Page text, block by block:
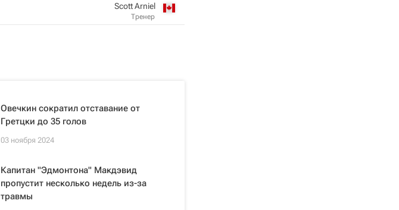
Scott Arniel
Тренер
Овечкин сократил отставание от
Гретцки до 35 голов
03 ноября 2024
Капитан "Эдмонтона" Макдэвид
пропустит несколько недель из-за
травмы